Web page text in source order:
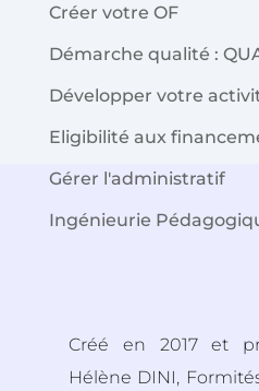
Créer votre OF
Démarche qualité :
Développer votre
Eligibilité aux
Gérer l'administratif
Ingénieurie
Créé en 2017 et
Hélène DINI,